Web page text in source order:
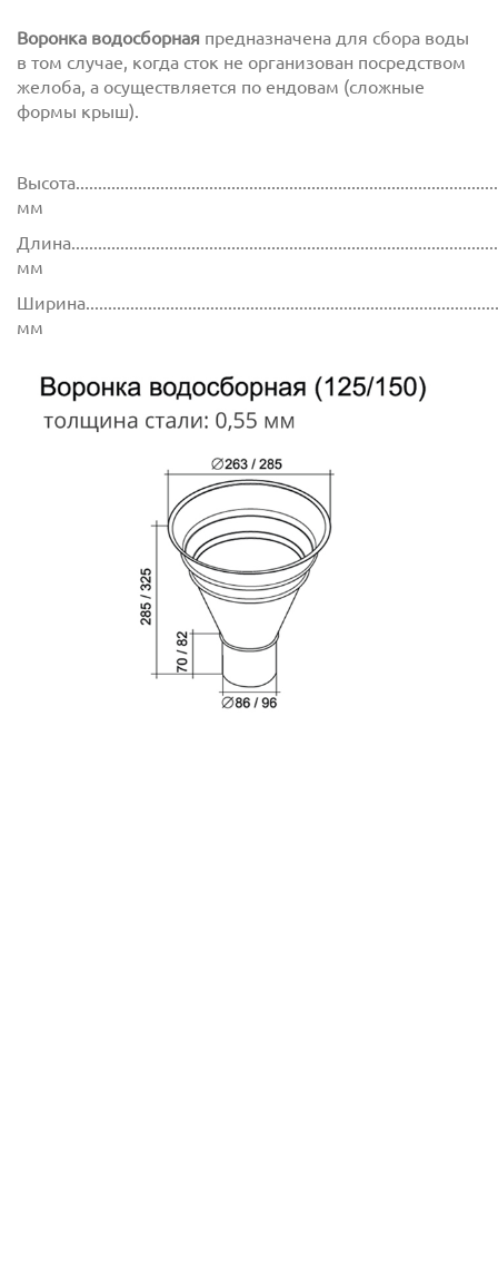
Воронка водосборная предназначена для сбора воды
в том случае, когда сток не организован посредством
желоба, а осуществляется по ендовам (сложные
формы крыш).
мм
мм
мм